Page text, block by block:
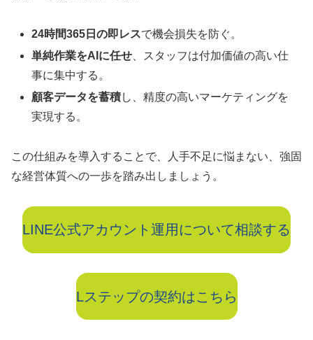
24時間365日の即レスで機会損失を防ぐ。
単純作業をAIに任せ 、スタッフは付加価値の高い仕
事に集中する。
顧客データを蓄積し、精度の高いマーケティングを
実現する。
この仕組みを導入することで、人手不足に悩まない、強固
な経営体質への一歩を踏み出しましょう。
LINE公式アカウント運用について相談する
Lステップの契約はこちら